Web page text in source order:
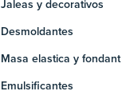
Jaleas y decorativos
Desmoldantes
Masa elastica y fondant
Emulsificantes